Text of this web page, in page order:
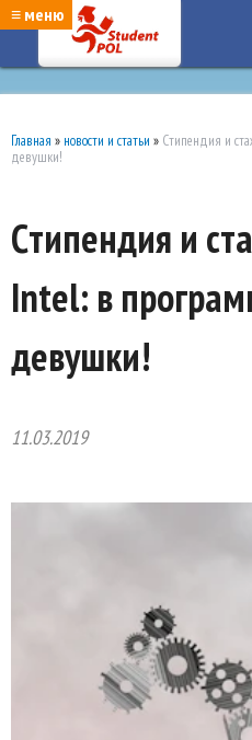
google-site-verification:
google7a917c261df1566b.html
≡ меню
Главная » новости и статьи » Cтипендия и
девушки!
Cтипендия и
Intel: в
девушки!
11.03.2019